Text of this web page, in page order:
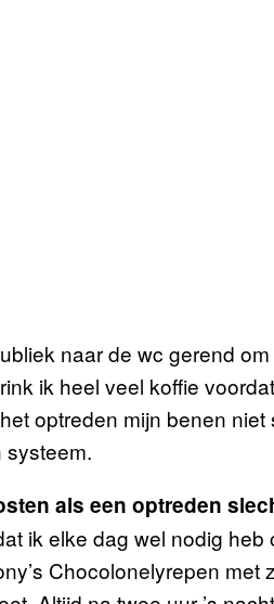
naar de wc gerend
ik heel veel koffie
optreden mijn benen
systeem.
als een optreden
ik elke dag wel nodig
Chocolonelyrepen